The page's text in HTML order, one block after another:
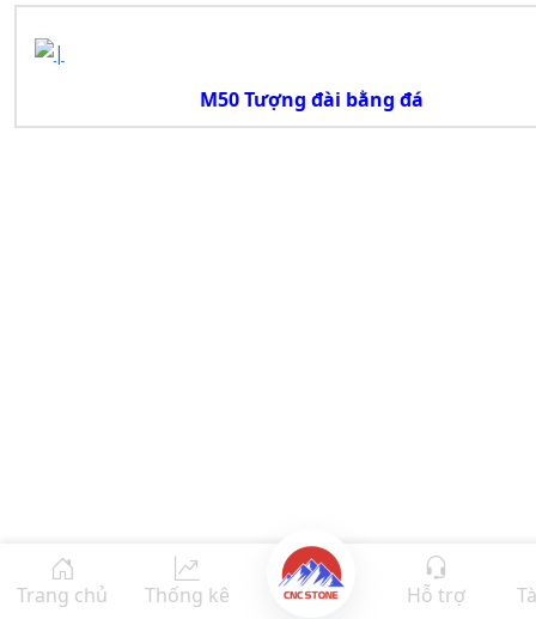
M50 Tượng đài bằng đá
Trang chủ Thống kê Hỗ trợ